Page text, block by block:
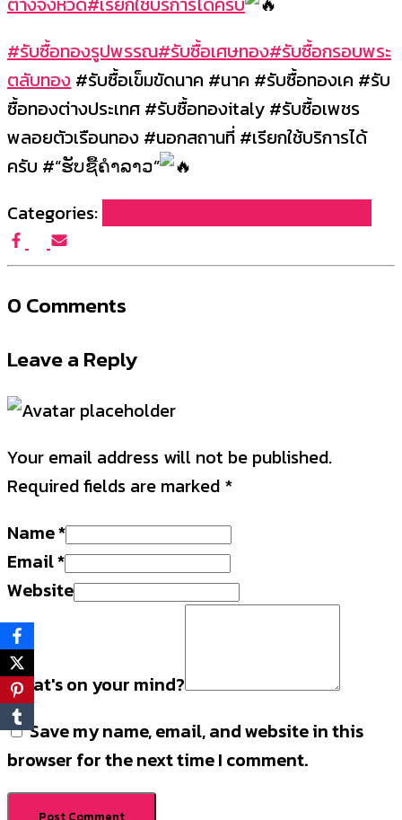
#รับซื้อทองรูปพรรณ#รับซื้อเศษทอง#รับซื้อกรอบพระ
ตลับทอง #รับซื้อเข็มขัดนาค #นาค #รับซื้อทองเค #รับ
ซื้อทองต่างประเทศ #รับซื้อทองitaly #รับซื้อเพชร
พลอยตัวเรือนทอง #นอกสถานที่ #เรียกใช้บริการได้
ครับ #“ຮັບຊື້ຄຳລາວ”
Categories:
0 Comments
Leave a Reply
Your email address will not be published.
Required fields are marked *
Name*
Email*
Website
What's on your mind?
Save my name, email, and website in this
browser for the next time I comment.